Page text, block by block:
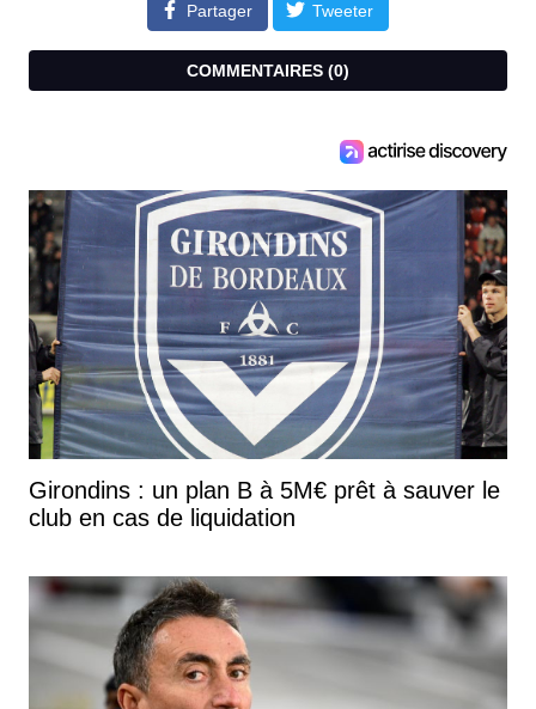
Partager Tweeter
COMMENTAIRES (0)
Girondins : un plan B à 5M€ prêt à sauver le
club en cas de liquidation